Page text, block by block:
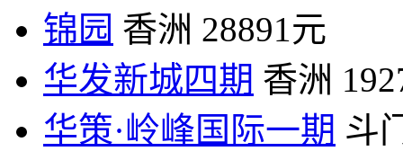
锦园 香洲 28891元
华发新城四期 香洲
华策·岭峰国际一期 斗